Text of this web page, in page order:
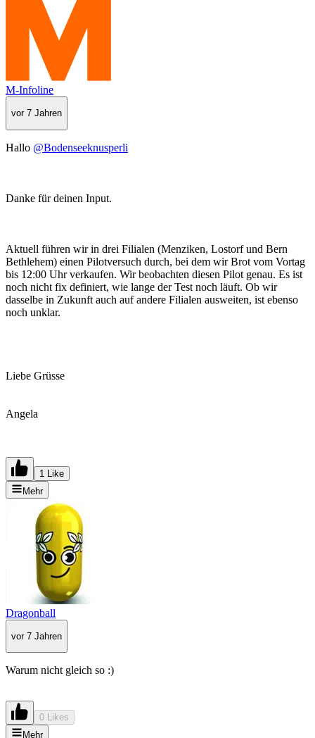
M-Infoline
vor 7 Jahren
Hallo @Bodenseeknusperli
Danke für deinen Input.
Aktuell führen wir in drei Filialen (Menziken, Lostorf und Bern
Bethlehem) einen Pilotversuch durch, bei dem wir Brot vom Vortag
bis 12:00 Uhr verkaufen. Wir beobachten diesen Pilot genau. Es ist
noch nicht fix definiert, wie lange der Test noch läuft. Ob wir
dasselbe in Zukunft auch auf andere Filialen ausweiten, ist ebenso
noch unklar.
Liebe Grüsse
Angela
1 Like
Mehr
Dragonball
vor 7 Jahren
Warum nicht gleich so :)
0 Likes
Mehr